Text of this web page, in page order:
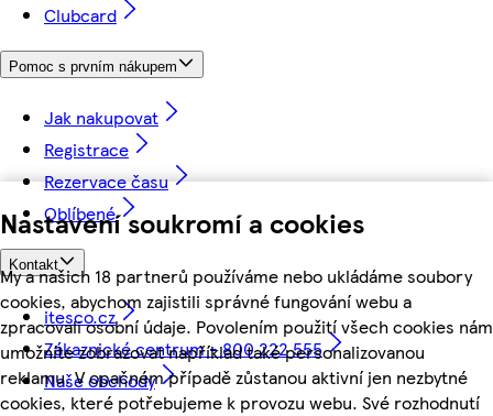
Nastavení soukromí a cookies
My a našich 18 partnerů používáme nebo ukládáme soubory
cookies, abychom zajistili správné fungování webu a
zpracovali osobní údaje. Povolením použití všech cookies nám
umožníte zobrazovat například také personalizovanou
reklamu. V opačném případě zůstanou aktivní jen nezbytné
cookies, které potřebujeme k provozu webu. Své rozhodnutí
Clubcard
Pomoc s prvním nákupem
Jak nakupovat
Registrace
Rezervace času
Oblíbené
Kontakt
itesco.cz
Zákaznické centrum - 800 222 555
Naše obchody